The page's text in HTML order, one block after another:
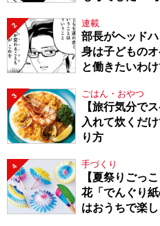
2 連載
部長がヘッド
身は子どもの
と働きたいわ
3 ごはん・おやつ
【旅行気分で
入れて炊くだ
り方
4 手づくり
【夏祭りごっ
花「でんぐり
はおうちで楽し